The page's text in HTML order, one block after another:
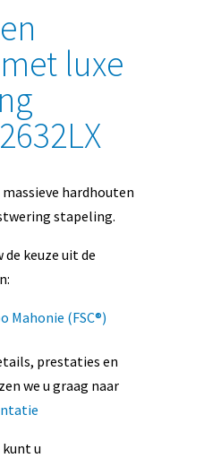
luxe
massieve hardhouten
stapeling.
de keuze uit de
Mahonie (FSC®)
prestaties en
we u graag naar
u